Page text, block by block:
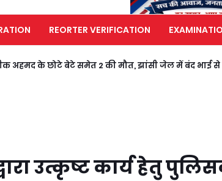
REORTER VERIFICATION
अहमद के छोटे बेटे समेत 2 की मौत, झांसी जेल में बंद भाई से
उत्कृष्ट कार्य हेतु